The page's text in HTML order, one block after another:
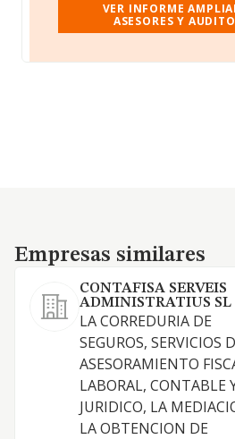
VER INFORME
ASESORES Y
Empresas similares
Empresas similares
CONTAFISA SERVEIS
ADMINISTRATIUS SL
LA CORREDURIA DE
SEGUROS, SERVICIOS
ASESORAMIENTO
LABORAL, CONTABLE
JURIDICO, LA
LA OBTENCION DE